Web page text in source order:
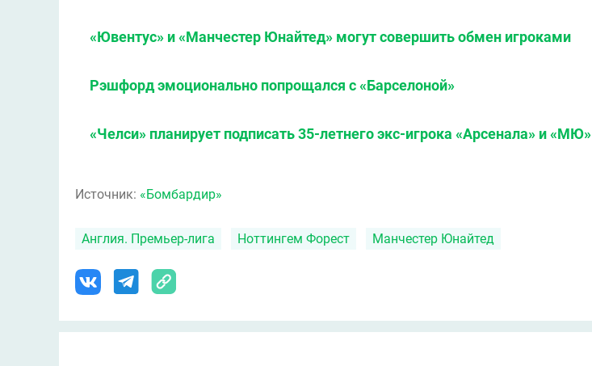
«Ювентус» и «Манчестер Юнайтед» могут совершить обмен игроками
Рэшфорд эмоционально попрощался с «Барселоной»
«Челси» планирует подписать 35-летнего экс-игрока «Арсенала» и «МЮ»
Источник: «Бомбардир»
Англия. Премьер-лига Ноттингем Форест Манчестер Юнайтед